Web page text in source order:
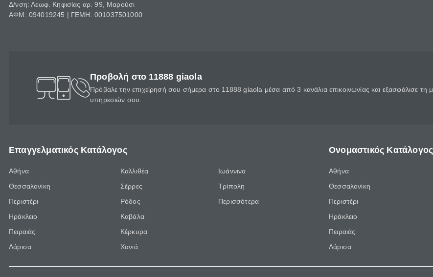
Δ/νση: Λεωφ. Κηφισίας αρ. 99, Μαρούσι
ΑΦΜ: 094019245 | ΓΕΜΗ: 001037501000
Προβολή στο 11888 giaola
Πρόβαλε την επιχείρησή σου σήμερα στο 11888 giaola μέσα από 3 κανάλια επικοινωνίας και εξασφάλισε τη
υπηρεσιών σου.
Επαγγελματικός Κατάλογος
Αθήνα
Θεσσαλονίκη
Περιστέρι
Ηράκλειο
Πειραιάς
Λάρισα
Καλλιθέα
Σέρρες
Ρόδος
Καβάλα
Κέρκυρα
Χανιά
Ιωάννινα
Τρίπολη
Περισσότερα
Ονομαστικός Κατάλογος
Αθήνα
Θεσσαλονίκη
Περιστέρι
Ηράκλειο
Πειραιάς
Λάρισα